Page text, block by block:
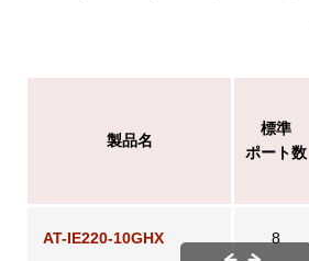
製品名
標準
ポート数
AT-IE220-10GHX 8